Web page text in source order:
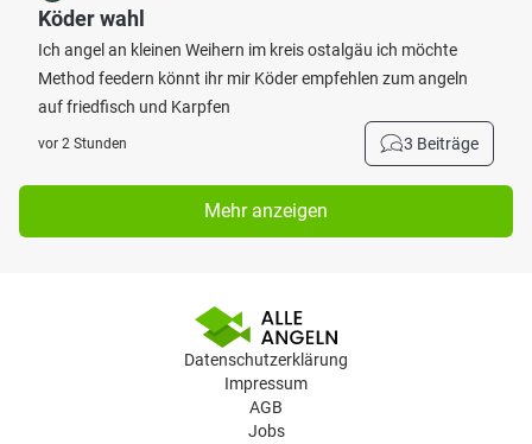
Köder wahl
Ich angel an kleinen Weihern im kreis ostalgäu ich möchte
Method feedern könnt ihr mir Köder empfehlen zum angeln
auf friedfisch und Karpfen
vor 2 Stunden 3 Beiträge
Mehr anzeigen
Datenschutzerklärung
Impressum
AGB
Jobs